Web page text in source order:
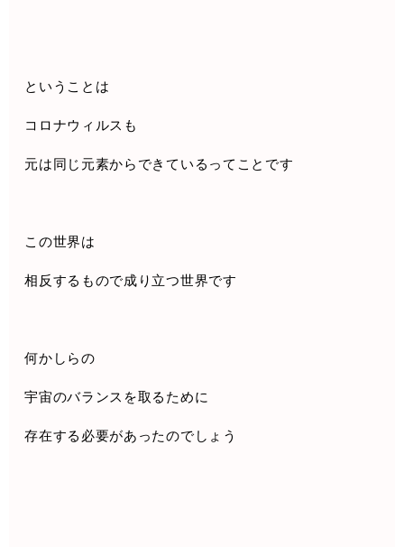
ということは
コロナウィルスも
元は同じ元素からできているってことです
この世界は
相反するもので成り立つ世界です
何かしらの
宇宙のバランスを取るために
存在する必要があったのでしょう